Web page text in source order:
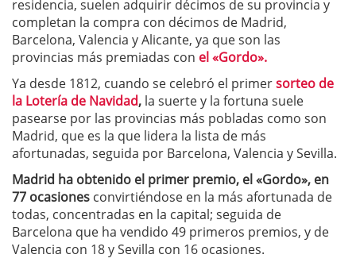
residencia, suelen adquirir décimos de su provincia y
completan la compra con décimos de Madrid,
Barcelona, Valencia y Alicante, ya que son las
provincias más premiadas con el «Gordo».
Ya desde 1812, cuando se celebró el primersorteo de
la Lotería de Navidad, la suerte y la fortuna suele
pasearse por las provincias más pobladas como son
Madrid, que es la que lidera la lista de más
afortunadas, seguida por Barcelona, Valencia y Sevilla.
Madrid ha obtenido el primer premio, el «Gordo», en
77 ocasiones convirtiéndose en la más afortunada de
todas, concentradas en la capital; seguida de
Barcelona que ha vendido 49 primeros premios, y de
Valencia con 18 y Sevilla con 16 ocasiones.